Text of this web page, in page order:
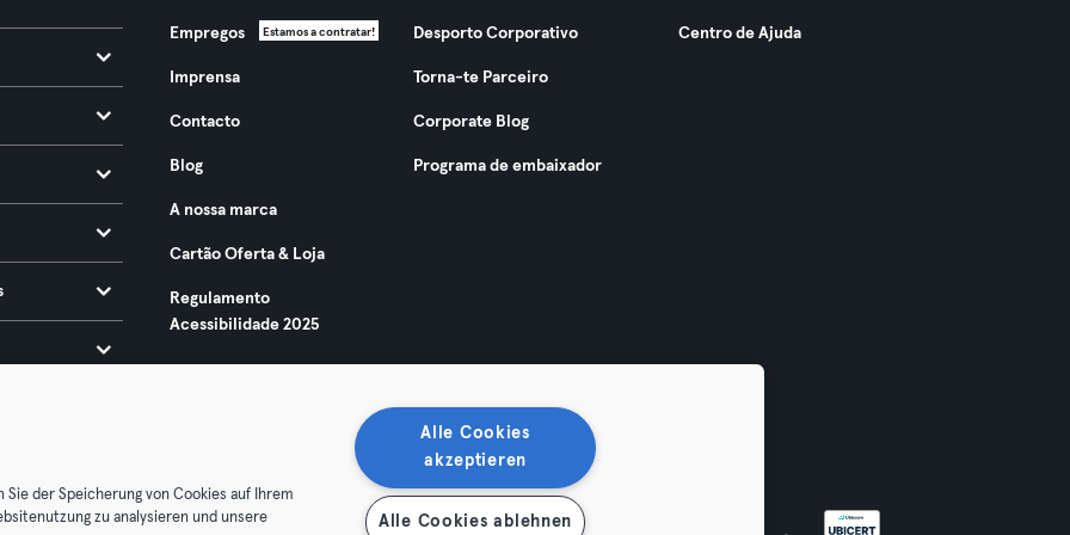
Empregos Estamos a contratar!
Imprensa
Contacto
Blog
A nossa marca
Cartão Oferta & Loja
Regulamento
Acessibilidade 2025
Desporto Corporativo
Torna-te Parceiro
Corporate Blog
Programa de embaixador
Centro de Ajuda
der Speicherung von Cookies auf Ihrem
zu analysieren und unsere
Alle Cookies
akzeptieren
Alle Cookies ablehnen